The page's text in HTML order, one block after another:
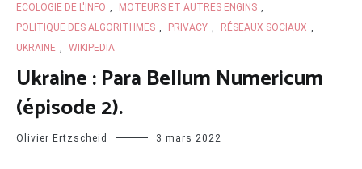
ECOLOGIE DE L'INFO MOTEURS ET AUTRES ENGINS
POLITIQUE DES ALGORITHMES
PRIVACY RÉSEAUX SOCIAUX
UKRAINE
WIKIPEDIA
Ukraine : Para Bellum Numericum
(épisode 2).
Olivier Ertzscheid 3 mars 2022